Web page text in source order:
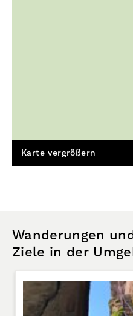
Karte vergrößern
Wanderungen
Ziele in der